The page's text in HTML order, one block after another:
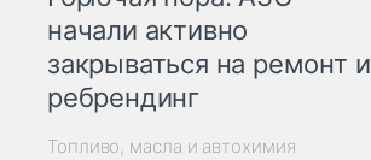
начали активно
закрываться на ремонт и
ребрендинг
Топливо, масла и автохимия